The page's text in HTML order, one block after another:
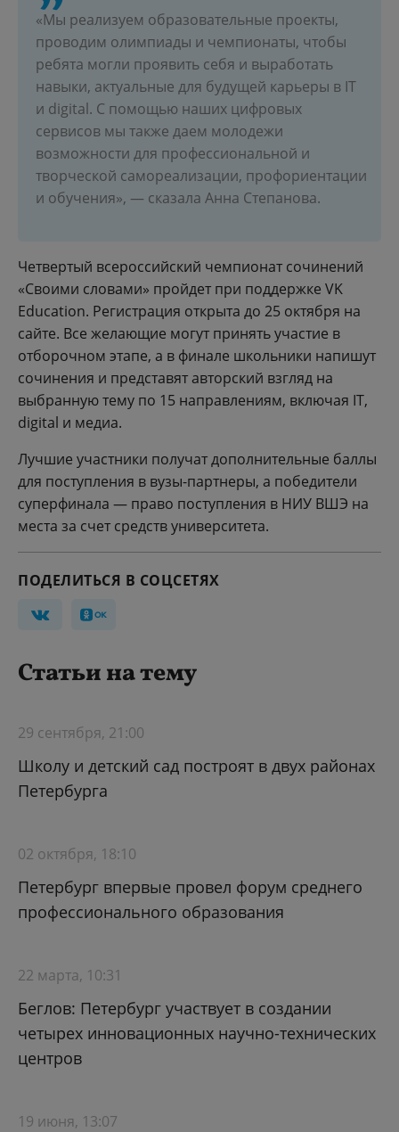
«Мы реализуем образовательные проекты,
проводим олимпиады и чемпионаты, чтобы
ребята могли проявить себя и выработать
навыки, актуальные для будущей карьеры в IT
и digital. С помощью наших цифровых
сервисов мы также даем молодежи
возможности для профессиональной и
творческой самореализации, профориентации
и обучения», — сказала Анна Степанова.
Четвертый всероссийский чемпионат сочинений
«Своими словами» пройдет при поддержке VK
Education. Регистрация открыта до 25 октября на
сайте. Все желающие могут принять участие в
отборочном этапе, а в финале школьники напишут
сочинения и представят авторский взгляд на
выбранную тему по 15 направлениям, включая IT,
digital и медиа.
Лучшие участники получат дополнительные баллы
для поступления в вузы-партнеры, а победители
суперфинала — право поступления в НИУ ВШЭ на
места за счет средств университета.
ПОДЕЛИТЬСЯ В СОЦСЕТЯХ
Статьи на тему
29 сентября, 21:00
Школу и детский сад построят в двух районах
Петербурга
02 октября, 18:10
Петербург впервые провел форум среднего
профессионального образования
22 марта, 10:31
Беглов: Петербург участвует в создании
четырех инновационных научно-технических
центров
19 июня, 13:07